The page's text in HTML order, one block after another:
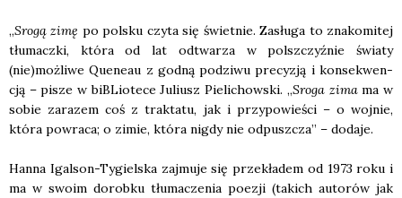
„Sro­gą zimę po pol­sku czy­ta się świet­nie. Zasłu­ga to zna­ko­mi­tej
tłu­macz­ki, któ­ra od lat odtwa­rza w pol­sz­czyź­nie świa­ty
(nie)możliwe Quene­au z god­ną podzi­wu pre­cy­zją i kon­se­kwen­
cją – pisze w biBLio­te­ce Juliusz Pie­li­chow­ski. „Sro­ga zimama w
sobie zara­zem coś z trak­ta­tu, jak i przy­po­wie­ści – o woj­nie,
któ­ra powra­ca; o zimie, któ­ra nigdy nie odpusz­cza” – doda­je.
Han­na Igal­son-Tygiel­ska zaj­mu­je się prze­kła­dem od 1973 roku i
ma w swo­im dorob­ku tłu­ma­cze­nia poezji (takich auto­rów jak